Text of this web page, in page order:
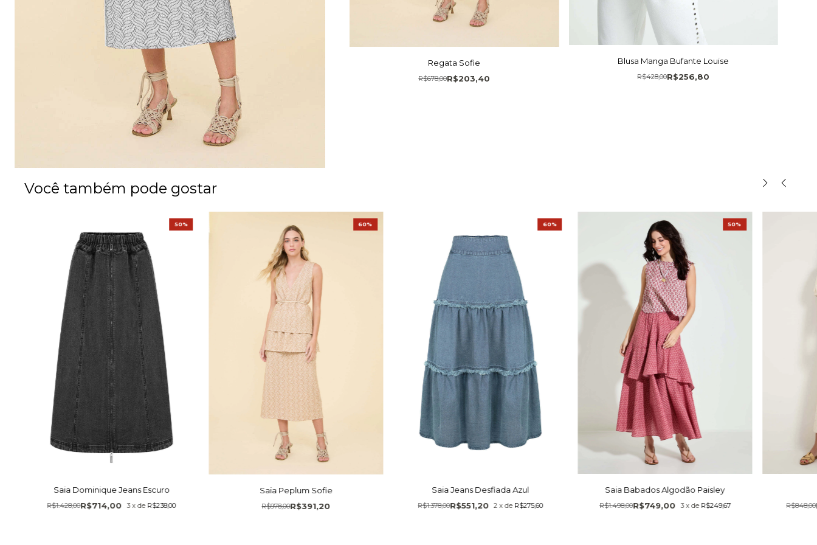
Regata Sofie
R$203,40
R$678,00
Blusa Manga Bufante Louise
R$256,80
R$428,00
Você também pode gostar
Saia Dominique Jeans Escuro
R$714,00
R$1.428,00 3 xde R$238,00
50%
Saia Peplum Sofie
R$391,20
R$978,00
60%
Saia Jeans Desfiada Azul
R$551,20
R$1.378,00 2 xde R$275,60
60%
Saia Babados Algodão Paisley
R$749,00
R$1.498,00 3 x de R$249,67
50%
R$848,00